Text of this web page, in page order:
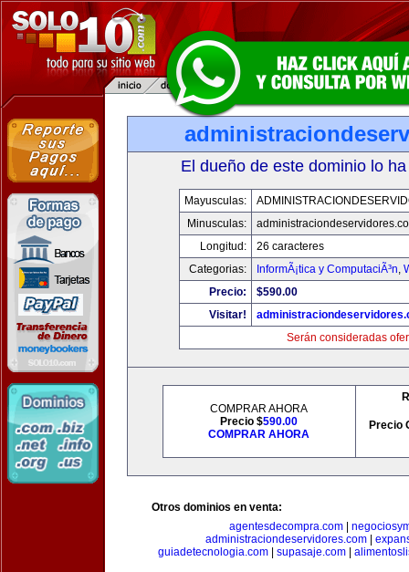
El dueño de este dominio lo
Mayusculas:
Minusculas:
Longitud:
26 caracteres
Categorias:
InformÃ¡tica y ComputaciÃ³n,
Precio:
$590.00
Visitar!
Serán consideradas
COMPRAR AHORA
Precio $590.00
COMPRAR AHORA
Precio
Otros dominios en venta:
agentesdecompra.com|
administraciondeservidores.com
guiadetecnologia.com
supasaje.com